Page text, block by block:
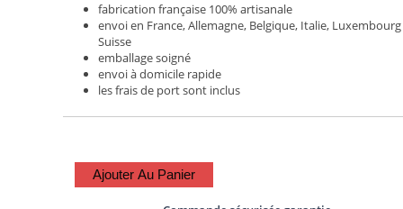
fabrication française 100% artisanale
envoi en France, Allemagne, Belgique, Italie,
Suisse
emballage soigné
envoi à domicile rapide
les frais de port sont inclus
Ajouter Au Panier